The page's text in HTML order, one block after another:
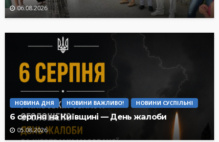
06.08.2026
НОВИНА ДНЯ НОВИНИ ВАЖЛИВО! НОВИНИ СУСПІЛЬНІ
6 серпня на Київщині — День жалоби
05.08.2026